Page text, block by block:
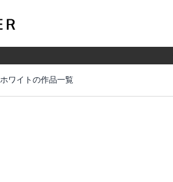
ホワイトの作品一覧